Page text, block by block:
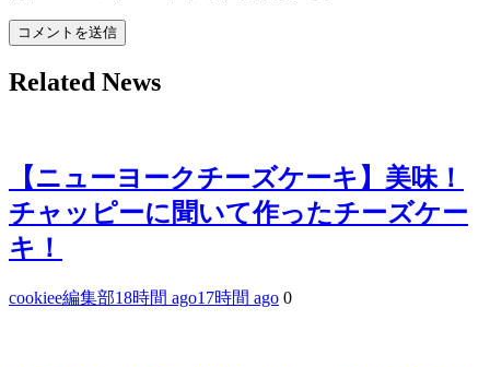
Related News
【ニューヨークチーズケーキ】美味！
チャッピーに聞いて作ったチーズケー
キ！
cookiee編集部18時間 ago17時間 ago 0